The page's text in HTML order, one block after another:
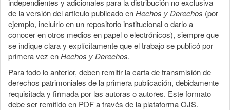
independientes y adicionales para la distribución no exclusiva
de la versión del artículo publicado enHechos y Derechos (por
ejemplo, incluirlo en un repositorio institucional o darlo a
conocer en otros medios en papel o electrónicos), siempre que
se indique clara y explícitamente que el trabajo se publicó por
primera vez enHechos y Derechos.
Para todo lo anterior, deben remitir la carta de transmisión de
derechos patrimoniales de la primera publicación, debidamente
requisitada y firmada por las autoras o autores. Este formato
debe ser remitido en PDF a través de la plataforma OJS.